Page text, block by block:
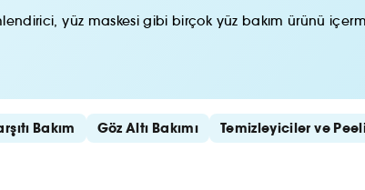
yüz maskesi gibi birçok yüz bakım ürünü
Bakım Göz Altı Bakımı Temizleyiciler ve